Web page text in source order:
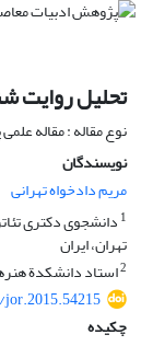
تحلیل روایت‏
نوع مقاله : مقاله
نویسندگان
مریم دادخواه تهرانی
1 دانشجوی دکتری
تهران، ایران
2استاد دانشکدة
چکیده